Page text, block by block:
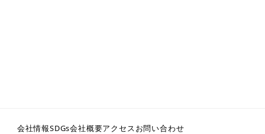
会社情報SDGs会社概要アクセスお問い合わせ